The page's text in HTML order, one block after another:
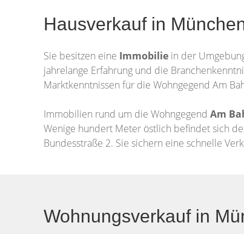
Hausverkauf in
Sie besitzen eine Immobilie in der
jahrelange Erfahrung und die
Marktkenntnissen für die Wohngegend Am
Immobilien rund um die Wohngegend Am
Wenige hundert Meter östlich befindet sich
Bundesstraße 2. Sie sichern eine schnelle
Wohnungsverkauf in